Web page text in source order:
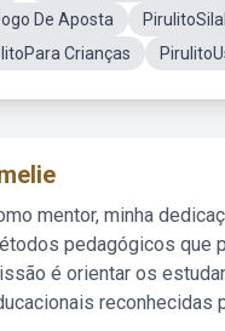
De Aposta
Crianças
mentor, minha
pedagógicos que
é orientar os
reconhecidas